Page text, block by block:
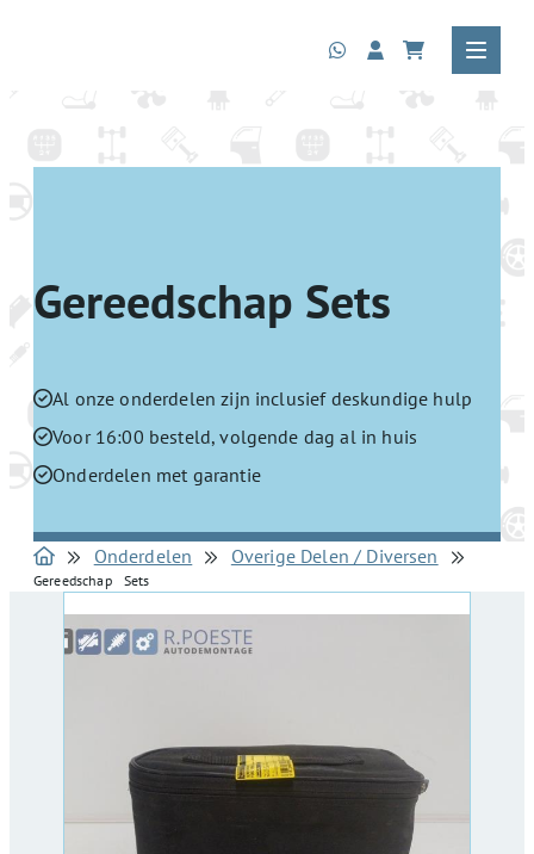
Gereedschap Sets
Al onze onderdelen zijn inclusief deskundige hulp
Voor 16:00 besteld, volgende dag al in huis
Onderdelen met garantie
Onderdelen Overige Delen / Diversen
Gereedschap Sets